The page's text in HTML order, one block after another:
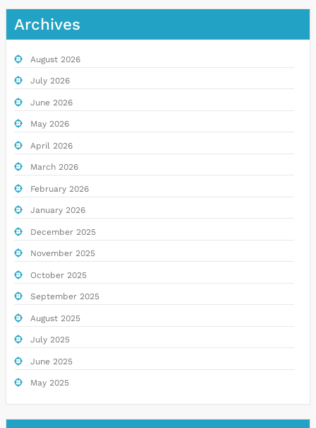
Archives
August 2026
July 2026
June 2026
May 2026
April 2026
March 2026
February 2026
January 2026
December 2025
November 2025
October 2025
September 2025
August 2025
July 2025
June 2025
May 2025